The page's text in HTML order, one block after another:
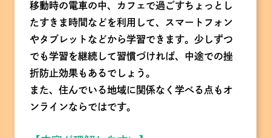
移動時の電車の中、カフェで過ごすちょっとし
たすきま時間などを利用して、スマートフォン
やタブレットなどから学習できます。少しずつ
でも学習を継続して習慣づければ、中途での挫
折防止効果もあるでしょう。
また、住んでいる地域に関係なく学べる点もオ
ンラインならではです。